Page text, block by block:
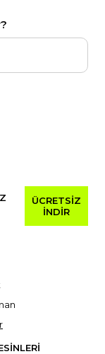
ÜCRETSİZ
İNDİR